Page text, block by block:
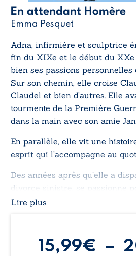
En attendant Homère
Emma Pesquet
Adna, infirmière et sculptrice
fin du XIXe et le début du XXe
bien ses passions
Sur son chemin, elle croise
Claudel et bien d’autres. Elle
tourmente de la Première
dans la main avec son amie
En parallèle, elle vit une
esprit qui l’accompagne au
Des années après qu’elle a
divorce sinistre, se passionne
découvre à travers un dessin.
Lire plus
15,99€ –